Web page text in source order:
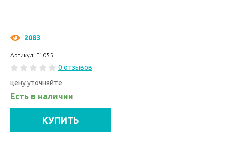
2083
Артикул: F1055
0 отзывов
цену уточняйте
Есть в наличии
КУПИТЬ